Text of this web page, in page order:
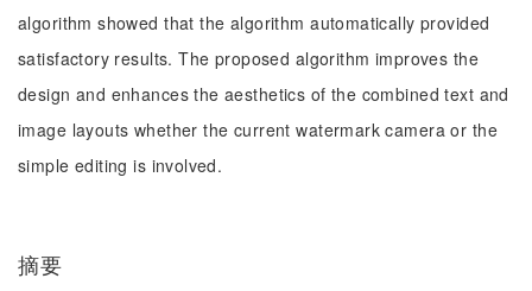
algorithm showed that the algorithm automatically provided
satisfactory results. The proposed algorithm improves the
design and enhances the aesthetics of the combined text and
image layouts whether the current watermark camera or the
simple editing is involved.
摘要